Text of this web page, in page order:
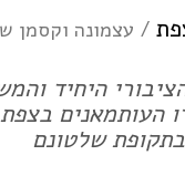
/ עצמונה וקסמן
היחיד
העותמאנים
שלטונם